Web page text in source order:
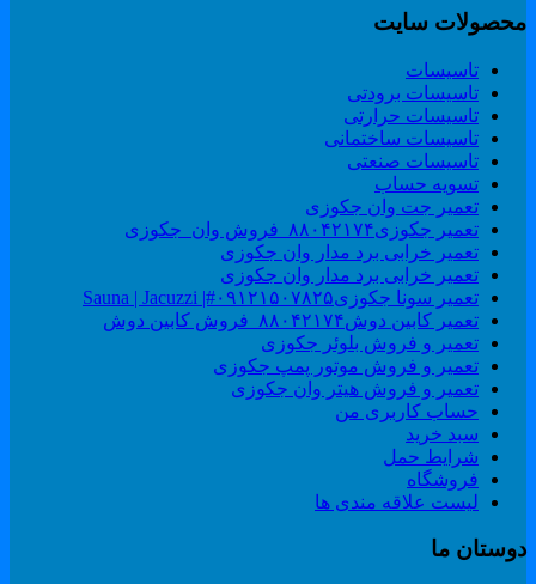
سایت
تاسیسات
تاسیسات برودتی
تاسیسات حرارتی
تاسیسات ساختمانی
تاسیسات صنعتی
تسویه حساب
تعمیر جت وان جکوزی
تعمیر جکوزی۸۸۰۴۲۱۷۴_فروش وان_جکوزی
تعمیر خرابی برد مدار وان جکوزی
تعمیر خرابی برد مدار وان جکوزی
تعمیر سونا جکوزی۰۹۱۲۱۵۰۷۸۲۵#| Sauna | Jacuzzi
تعمیر کابین دوش۸۸۰۴۲۱۷۴_فروش کابین دوش
تعمیر و فروش بلوئر جکوزی
تعمیر و فروش موتور پمپ جکوزی
تعمیر و فروش هیتر وان جکوزی
حساب کاربری من
سبد خرید
شرایط حمل
فروشگاه
لیست علاقه مندی ها
ما